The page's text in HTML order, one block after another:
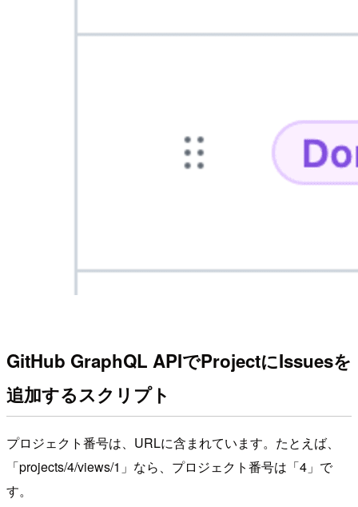
GitHub GraphQL APIでProjectにIssuesを
追加するスクリプト
プロジェクト番号は、URLに含まれています。たとえば、
「projects/4/views/1」なら、プロジェクト番号は「4」で
す。